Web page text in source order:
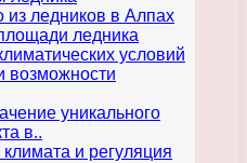
из ледников в Алпах
ледника
условий
возможности
уникального
в..
и регуляция